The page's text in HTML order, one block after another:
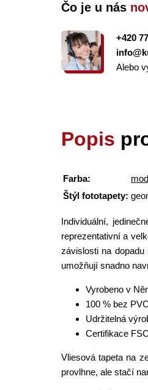
Čo je u nás
+420
Alebo
Popis
Farba:
Štýl fototapety:
Individuální,
reprezentativní a
závislosti na
umožňují snadno
Vyrobeno v
100 % bez
Udržitelná
Certifikace
Vliesová tapeta na
provlhne, ale stačí